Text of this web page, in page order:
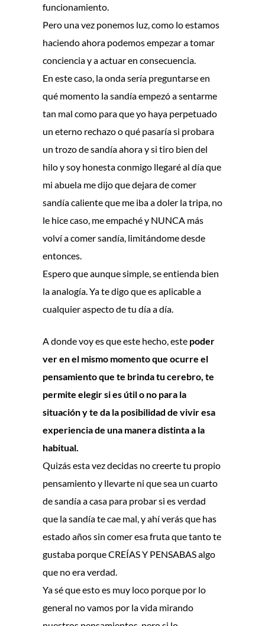
funcionamiento.
Pero una vez ponemos luz, como lo estamos
haciendo ahora podemos empezar a tomar
conciencia y a actuar en consecuencia.
En este caso, la onda sería preguntarse en
qué momento la sandía empezó a sentarme
tan mal como para que yo haya perpetuado
un eterno rechazo o qué pasaría si probara
un trozo de sandía ahora y si tiro bien del
hilo y soy honesta conmigo llegaré al día que
mi abuela me dijo que dejara de comer
sandía caliente que me iba a doler la tripa, no
le hice caso, me empaché y NUNCA más
volví a comer sandía, limitándome desde
entonces.
Espero que aunque simple, se entienda bien
la analogía. Ya te digo que es aplicable a
cualquier aspecto de tu día a día.
A donde voy es que este hecho, este poder
ver en el mismo momento que ocurre el
pensamiento que te brinda tu cerebro, te
permite elegir si es útil o no para la
situación y te da la posibilidad de vivir esa
experiencia de una manera distinta a la
habitual.
Quizás esta vez decidas no creerte tu propio
pensamiento y llevarte ni que sea un cuarto
de sandía a casa para probar si es verdad
que la sandía te cae mal, y ahí verás que has
estado años sin comer esa fruta que tanto te
gustaba porque CREÍAS Y PENSABAS algo
que no era verdad.
Ya sé que esto es muy loco porque por lo
general no vamos por la vida mirando